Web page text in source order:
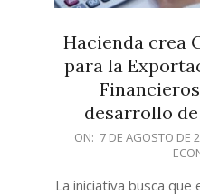
Hacienda crea
para la
desarrollo
2026-
07
ON: 7 DE AGOSTO DE
La iniciativa busca